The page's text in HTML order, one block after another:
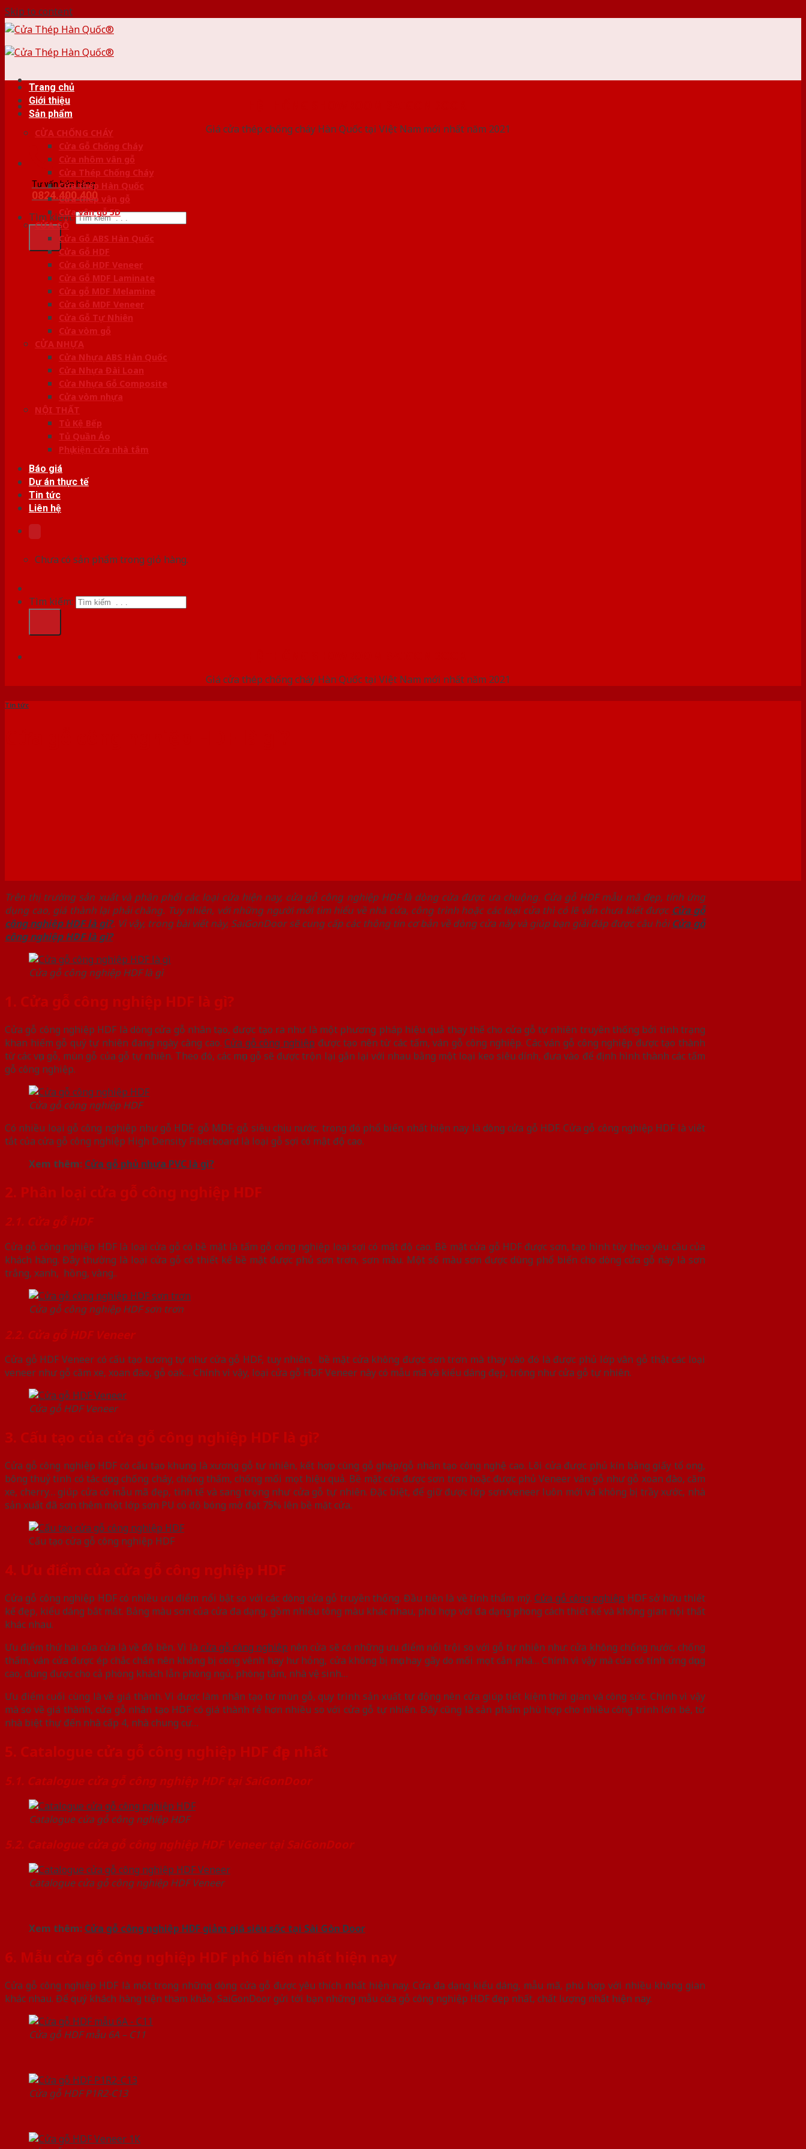
Skip to content
Giá cửa thép chống cháy Hàn Quốc tại Việt Nam mới nhất năm 2021
Tư vấn bán hàng
0824.400.400
Tìm kiếm:
Trang chủ
Giới thiệu
Sản phẩm
CỬA CHỐNG CHÁY
Cửa Gỗ Chống Cháy
Cửa nhôm vân gỗ
Cửa Thép Chống Cháy
Cửa thép Hàn Quốc
Cửa thép vân gỗ
Cửa vân gỗ 5D
CỬA GỖ
Cửa Gỗ ABS Hàn Quốc
Cửa Gỗ HDF
Cửa Gỗ HDF Veneer
Cửa Gỗ MDF Laminate
Cửa gỗ MDF Melamine
Cửa Gỗ MDF Veneer
Cửa Gỗ Tự Nhiên
Cửa vòm gỗ
CỬA NHỰA
Cửa Nhựa ABS Hàn Quốc
Cửa Nhựa Đài Loan
Cửa Nhựa Gỗ Composite
Cửa vòm nhựa
NỘI THẤT
Tủ Kệ Bếp
Tủ Quần Áo
Phụ kiện cửa nhà tắm
Báo giá
Dự án thực tế
Tin tức
Liên hệ
Chưa có sản phẩm trong giỏ hàng.
Tìm kiếm:
Giá cửa thép chống cháy Hàn Quốc tại Việt Nam mới nhất năm 2021
Tin tức
Trên thị trường sản xuất và phân phối các loại cửa hiện nay, cửa gỗ công nghiệp HDF là dòng cửa được ưa chuộng. Cửa gỗ HDF mẫu mã đẹp, tính ứng
dụng cao, giá thành lại phải chăng. Tuy nhiên, với những người mới tìm hiểu về nhà cửa, công trình hoặc các loại cửa thì có lẽ vẫn chưa biết được Cửa gỗ
công nghiệp HDF là gì?. Vì vậy, trong bài viết này, SaiGonDoor sẽ cung cấp các thông tin cơ bản về dòng cửa này và giúp bạn giải đáp được câu hỏiCửa gỗ
công nghiệp HDF là gì?
Cửa gỗ công nghiệp HDF là gì
1. Cửa gỗ công nghiệp HDF là gì?
Cửa gỗ công nghiệp HDF là dòng cửa gỗ nhân tạo, được tạo ra như là một phương pháp hiệu quả thay thế cho cửa gỗ tự nhiên truyền thống bởi tình trạng
khan hiếm gỗ quý tự nhiên đang ngày càng cao.Cửa gỗ công nghiệp được tạo nên từ các tấm, ván gỗ công nghiệp. Các ván gỗ công nghiệp được tạo thành
từ các vụn gỗ, mùn gỗ của gỗ tự nhiên. Theo đó, các mụn gỗ sẽ được trộn lại gắn lại với nhau bằng một loại keo siêu dính, đưa vào để định hình thành các tấm
gỗ công nghiệp.
Cửa gỗ công nghiệp HDF
Có nhiều loại gỗ công nghiệp như gỗ HDF, gỗ MDF, gỗ siêu chịu nước, trong đó phổ biến nhất hiện nay là dòng cửa gỗ HDF. Cửa gỗ công nghiệp HDF là viết
tắt của cửa gỗ công nghiệp High Density Fiberboard là loại gỗ sợi có mật độ cao.
Xem thêm: Cửa gỗ phủ nhựa PVC là gì?
2. Phân loại cửa gỗ công nghiệp HDF
2.1. Cửa gỗ HDF
Cửa gỗ công nghiệp HDF là loại cửa gỗ có bề mặt là tấm gỗ công nghiệp loại sợi có mật độ cao. Bề mặt cửa gỗ HDF được sơn, tạo hình tùy theo yêu cầu của
khách hàng. Đây thường là loại cửa gỗ có thiết kế bề mặt được phủ sơn trơn, sơn màu. Một số màu sơn được dùng phổ biến cho dòng cửa gỗ này là sơn
trắng, xanh, hồng, vàng..
Cửa gỗ công nghiệp HDF sơn trơn
2.2. Cửa gỗ HDF Veneer
Cửa gỗ HDF Veneer có cấu tạo tương tự như cửa gỗ HDF, tuy nhiên, bề mặt cửa không được sơn trơn mà thay vào đó là được phủ lớp vân gỗ thật các loại
veneer như gỗ căm xe, xoan đào, gỗ oak… Chính vì vậy, loại cửa gỗ HDF Veneer này có mẫu mã và kiểu dáng đẹp, trông như cửa gỗ tự nhiên.
Cửa gỗ HDF Veneer
3. Cấu tạo của cửa gỗ công nghiệp HDF là gì?
Cửa gỗ công nghiệp HDF có cấu tạo khung là xương gỗ tự nhiên, kết hợp cùng gỗ ghép/gỗ nhân tạo công nghệ cao. Lõi cửa được phủ kín bằng giấy tổ ong,
bông thuỷ tinh có tác dụng chống cháy, chống thấm, chống mối mọt hiệu quả. Bề mặt cửa được sơn trơn hoặc được phủ Veneer vân gỗ như gỗ xoan đào, căm
xe, cherry… giúp cửa có mẫu mã đẹp, tinh tế và sang trọng như cửa gỗ tự nhiên. Đặc biệt, để giữ được lớp sơn/veneer luôn mới và không bị trầy xước, nhà
sản xuất đã sơn thêm một lớp sơn PU có độ bóng mờ đạt 75% lên bề mặt cửa.
Cấu tạo cửa gỗ công nghiệp HDF
4. Ưu điểm của cửa gỗ công nghiệp HDF
Cửa gỗ công nghiệp HDF có nhiều ưu điểm nổi bật so với các dòng cửa gỗ truyền thống. Đầu tiên là về tính thẩm mỹ.Cửa gỗ công nghiệp HDF sở hữu thiết
kế đẹp, kiểu dáng bắt mắt. Bảng màu sơn của cửa đa dạng, gồm nhiều tông màu khác nhau, phù hợp với đa dạng phong cách thiết kế và không gian nội thất
khác nhau.
Ưu điểm thứ hai của cửa là về độ bền. Vì là cửa gỗ công nghiệp nên cửa sẽ có những ưu điểm nổi trội so với gỗ tự nhiên như: cửa không chống nước, chống
thấm, ván cửa được ép chắc chắn nên không bị cong vênh hay hư hỏng, cửa không bị mục hay gãy do mối mọt cắn phá… Chính vì vậy mà cửa có tính ứng dụng
cao, dùng được cho cả phòng khách lẫn phòng ngủ, phòng tắm, nhà vệ sinh…
Ưu điểm cuối cùng là về giá thành. Vì được làm nhân tạo từ mùn gỗ, quy trình sản xuất tự động nên cửa giúp tiết kiệm thời gian và công sức. Chính vì vậy
mà so về giá thành, cửa gỗ nhân tạo HDF có giá thành rẻ hơn nhiều so với cửa gỗ tự nhiên. Đây cũng là sản phẩm phù hợp cho nhiều công trình lớn bé, từ
nhà biệt thự đến nhà cấp 4, nhà chung cư…
5. Catalogue cửa gỗ công nghiệp HDF đẹp nhất
5.1. Catalogue cửa gỗ công nghiệp HDF tại SaiGonDoor
Catalogue cửa gỗ công nghiệp HDF
5.2. Catalogue cửa gỗ công nghiệp HDF Veneer tại SaiGonDoor
Catalogue cửa gỗ công nghiệp HDF Veneer
Xem thêm: Cửa gỗ công nghiệp HDF giảm giá siêu sốc tại Sài Gòn Door
6. Mẫu cửa gỗ công nghiệp HDF phổ biến nhất hiện nay
Cửa gỗ công nghiệp HDF là một trong những dòng cửa gỗ được yêu thích nhất hiện nay. Cửa đa dạng kiểu dáng, mẫu mã, phù hợp với nhiều không gian
khác nhau. Để quý khách hàng tiện tham khảo, SaiGonDoor gửi tới bạn những mẫu cửa gỗ công nghiệp HDF đẹp nhất, chất lượng nhất hiện nay.
Cửa gỗ HDF mẫu 6A – C11
Cửa gỗ HDF P1R2-C13